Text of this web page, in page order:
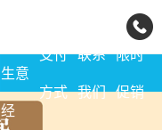
生意
经
支付
方式
联系
我们
限时
促销